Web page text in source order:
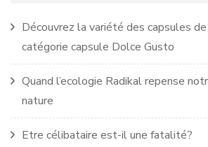
Découvrez la variété des capsules
catégorie capsule Dolce Gusto
Quand l’ecologie Radikal repense
nature
Etre célibataire est-il une fatalité?